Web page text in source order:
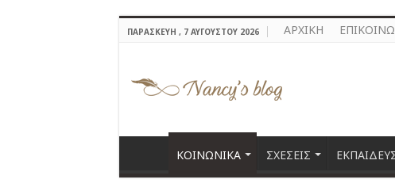
ΠΑΡΑΣΚΕΥΉ , 7 ΑΥΓΟΎΣΤΟΥ 2026 ΑΡΧΙΚΗ
ΚΟΙΝΩΝΙΚΑ ΣΧΕΣΕΙΣ